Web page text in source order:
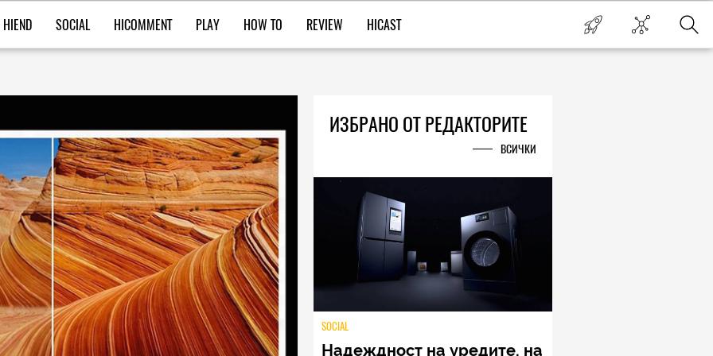
HIEND SOCIAL HICOMMENT PLAY HOW TO REVIEW HICAST
ИЗБРАНО ОТ РЕДАКТОРИТЕ
ВСИЧКИ